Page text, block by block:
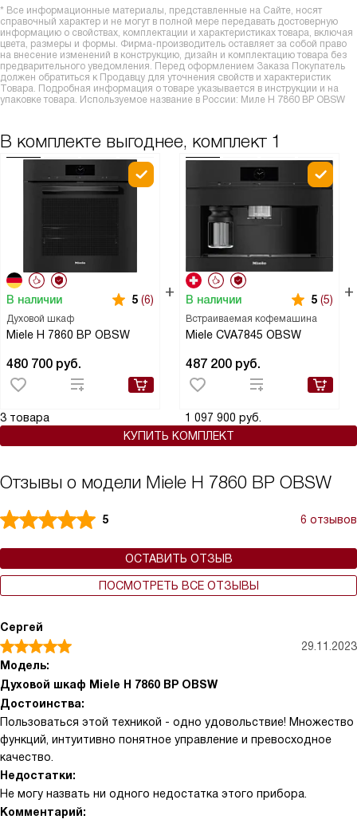
* Все информационные материалы, представленные на Сайте, носят
справочный характер и не могут в полной мере передавать достоверную
информацию о свойствах, комплектации и характеристиках товара, включая
цвета, размеры и формы. Фирма-производитель оставляет за собой право
на внесение изменений в конструкцию, дизайн и комплектацию товара без
предварительного уведомления. Перед оформлением Заказа Покупатель
должен обратиться к Продавцу для уточнения свойств и характеристик
Товара. Подробная информация о товаре указывается в инструкции и на
упаковке товара. Используемое название в России: Миле H 7860 BP OBSW
В комплекте выгоднее, комплект 1
В наличии 5 (6)
Духовой шкаф
Miele H 7860 BP OBSW
480 700 руб.
В наличии 5 (5)
Встраиваемая кофемашина
Miele CVA7845 OBSW
487 200руб.
3 товара
1 097 900 руб.
КУПИТЬ КОМПЛЕКТ
Отзывы о модели Miele H 7860 BP OBSW
5 6 отзывов
ОСТАВИТЬ ОТЗЫВ
ПОСМОТРЕТЬ ВСЕ ОТЗЫВЫ
Сергей
29.11.2023
Модель:
Духовой шкаф Miele H 7860 BP OBSW
Достоинства:
Пользоваться этой техникой - одно удовольствие! Множество
функций, интуитивно понятное управление и превосходное
качество.
Недостатки:
Не могу назвать ни одного недостатка этого прибора.
Комментарий: